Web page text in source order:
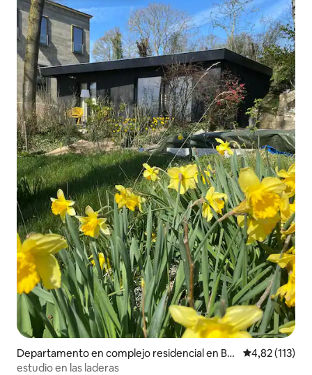
Departamento en complejo residencial en Bas
senge
Calificación
4,82 (113)
estudio en las laderas